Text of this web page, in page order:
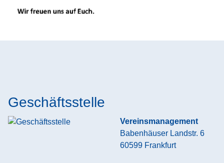
Geschäftsstelle
Vereinsmanagement
Babenhäuser Landstr. 6
60599 Frankfurt